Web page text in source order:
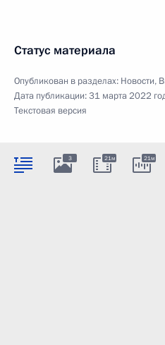
Статус материала
Опубликован в разделах: Новости,
Дата публикации:31 марта 2022
Текстовая версия
3 21м 21м